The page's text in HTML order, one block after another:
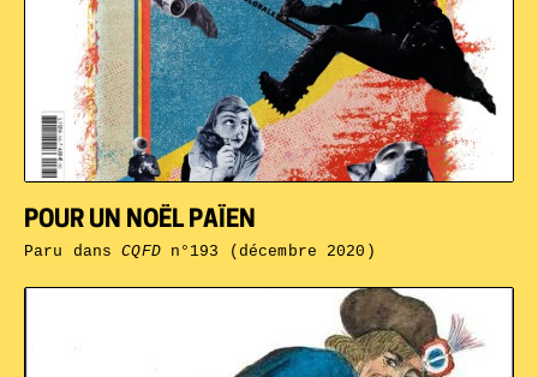
POUR UN NOËL PAÏEN
Paru dansCQFDn°193 (décembre 2020)